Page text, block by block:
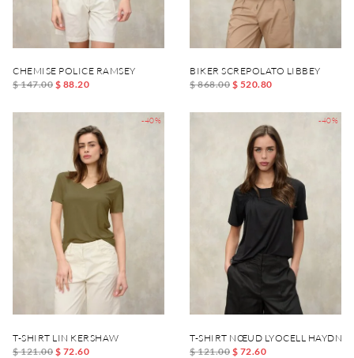
CHEMISE POLICE RAMSEY
$ 147.00 $ 88.20
BIKER SCREPOLATO LIBBEY
$ 868.00 $ 520.80
-40%
T-SHIRT LIN KERSHAW
$ 121.00 $ 72.60
-40%
T-SHIRT NŒUD LYOCELL HAYDN
$ 121.00 $ 72.60